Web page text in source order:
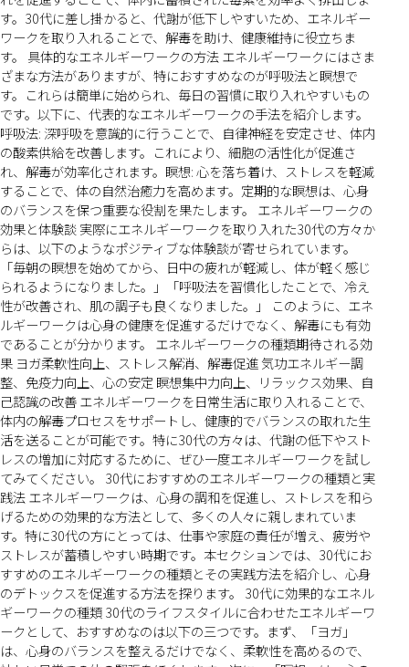
す。30代に差し掛かると、代謝が低下しやすいため、エネルギー
ワークを取り入れることで、解毒を助け、健康維持に役立ちま
す。 具体的なエネルギーワークの方法 エネルギーワークにはさま
ざまな方法がありますが、特におすすめなのが呼吸法と瞑想で
す。これらは簡単に始められ、毎日の習慣に取り入れやすいもの
です。以下に、代表的なエネルギーワークの手法を紹介します。
呼吸法: 深呼吸を意識的に行うことで、自律神経を安定させ、体内
の酸素供給を改善します。これにより、細胞の活性化が促進さ
れ、解毒が効率化されます。瞑想: 心を落ち着け、ストレスを軽減
することで、体の自然治癒力を高めます。定期的な瞑想は、心身
のバランスを保つ重要な役割を果たします。 エネルギーワークの
効果と体験談 実際にエネルギーワークを取り入れた30代の方々か
らは、以下のようなポジティブな体験談が寄せられています。
「毎朝の瞑想を始めてから、日中の疲れが軽減し、体が軽く感じ
られるようになりました。」「呼吸法を習慣化したことで、冷え
性が改善され、肌の調子も良くなりました。」 このように、エネ
ルギーワークは心身の健康を促進するだけでなく、解毒にも有効
であることが分かります。 エネルギーワークの種類期待される効
果 ヨガ柔軟性向上、ストレス解消、解毒促進 気功エネルギー調
整、免疫力向上、心の安定 瞑想集中力向上、リラックス効果、自
己認識の改善 エネルギーワークを日常生活に取り入れることで、
体内の解毒プロセスをサポートし、健康的でバランスの取れた生
活を送ることが可能です。特に30代の方々は、代謝の低下やスト
レスの増加に対応するために、ぜひ一度エネルギーワークを試し
てみてください。 30代におすすめのエネルギーワークの種類と実
践法 エネルギーワークは、心身の調和を促進し、ストレスを和ら
げるための効果的な方法として、多くの人々に親しまれていま
す。特に30代の方にとっては、仕事や家庭の責任が増え、疲労や
ストレスが蓄積しやすい時期です。本セクションでは、30代にお
すすめのエネルギーワークの種類とその実践方法を紹介し、心身
のデトックスを促進する方法を探ります。 30代に効果的なエネル
ギーワークの種類 30代のライフスタイルに合わせたエネルギーワ
ークとして、おすすめなのは以下の三つです。まず、「ヨガ」
は、心身のバランスを整えるだけでなく、柔軟性を高めるので、